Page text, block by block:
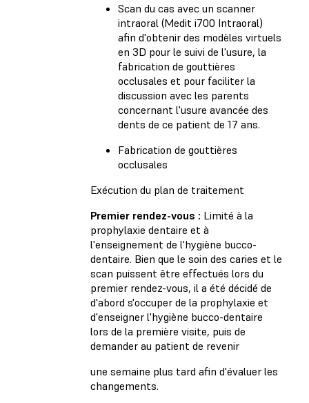
Scan du cas avec un scanner
intraoral (Medit i700 Intraoral)
afin d'obtenir des modèles virtuels
en 3D pour le suivi de l'usure, la
fabrication de gouttières
occlusales et pour faciliter la
discussion avec les parents
concernant l'usure avancée des
dents de ce patient de 17 ans.
Fabrication de gouttières
occlusales
Exécution du plan de traitement
Premier rendez-vous : Limité à la
prophylaxie dentaire et à
l'enseignement de l'hygiène bucco-
dentaire. Bien que le soin des caries et le
scan puissent être effectués lors du
premier rendez-vous, il a été décidé de
d'abord s'occuper de la prophylaxie et
d'enseigner l'hygiène bucco-dentaire
lors de la première visite, puis de
demander au patient de revenir
une semaine plus tard afin d'évaluer les
changements.